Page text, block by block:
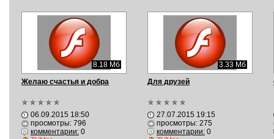
8.18 Мб
Желаю счастья и добра
06.09.2015 18:50
просмотры: 796
комментарии:0
3.33 Мб
Для друзей
27.07.2015 19:15
просмотры: 275
комментарии:0